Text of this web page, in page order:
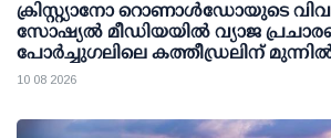
ക്രിസ്റ്റ്യാനോ റൊണാള്‍ഡോയുടെ
സോഷ്യല്‍ മീഡിയയില്‍ വ്യാജ
പോര്‍ച്ചുഗലിലെ കത്തീഡ്രലിന് മുന്നില്‍
ജനക്കൂട്ടം
10 08 2026